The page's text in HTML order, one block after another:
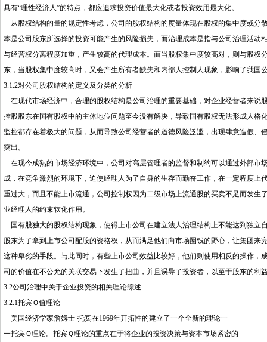
具有“理性经济人”的特点，都应追求投资价值最大化或者投资效用最大化。
从股权结构的量的规定性考虑，公司的股权结构的度量体现在股权的集中度或分
本是公司股东所选择的投资可能产生的风险损失，而治理成本是指与公司治理活
与经营权分离程度加重，产生较高的代理成本。而当股权集中度较高对，则与股
东，当股权集中度较高时，又会产生所有者缺失和内部人控制人现象，影响了我国
3.1.2对公司股权结构的定义及分类的分析
在现代市场经济中，合理的股权结构是公司治理的重要基础，对企业经营者来说
控股股东在国有股权中的主体地位问题至今没有解决，导致国有股权无法形成人
监控都存在着极大的问题，从而导致公司经营者的道德风险泛滥，出现肆意造假
突出。
在现今成熟的市场经济环境中，公司对高层管理者的监督和制约可以通过外部市
成，在竞争激烈的环境下，迫使经理人为了自身的生存而勤奋工作，在一定程度
重过大，而且不能上市流通，公司控制权因为二级市场上流通股的买卖不足而发
业经理人的约束软化作用。
国有股独大的股权结构现象，使得上市公司在建立法人治理结构上不能达到独立
股东为了拿到上市公司配股的资格权，从而满足他们向市场圈钱的野心，让集团
这种卑劣的手段。与此同时，有些上市公司效益比较好，他们则使用相反的操作
司的价值在不公允的关联交易下发生了扭曲，并且误导了投资者，以至于股东的利
3.2公司治理中关于企业投资的相关理论综述
3.2.1托宾Ｑ值理论
美国经济学家詹姆士·托宾在1969年开拓性的建立了一个全新的理论一
一托宾Ｑ理论。托宾Ｑ理论的重点在于将企业的投资决策与资本市场紧密的